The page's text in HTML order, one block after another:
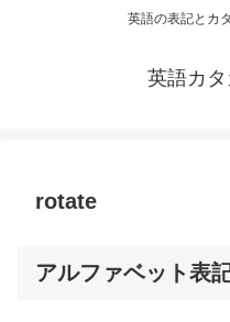
英語の表記とカ
英語カ
rotate
アルファベット表